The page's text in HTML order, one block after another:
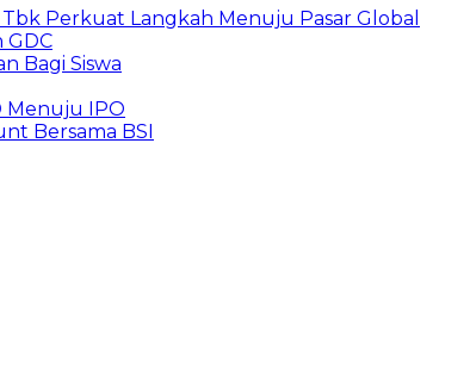
Perkuat Langkah Menuju Pasar Global
GDC
Bagi Siswa
Menuju IPO
Bersama BSI